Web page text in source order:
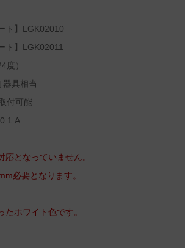
ト】LGK02010
ト】LGK02011
度）
具相当
付可能
A
となっていません。
必要となります。
ホワイト色です。